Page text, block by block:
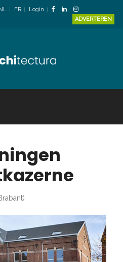
FR
Login
ADVERTEREN